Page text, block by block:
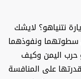
نتنياهو؟ لايشك
سطوتهما ونفوذهما
اليمن وكيف
قدرتها على المنافسة